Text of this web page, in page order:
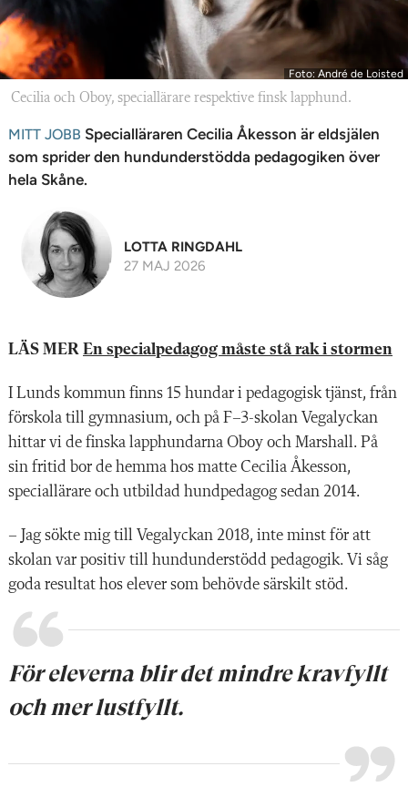
Foto: André de Loisted
Cecilia och Oboy, speciallärare respektive finsk lapphund.
MITT JOBB Specialläraren Cecilia Åkesson är eldsjälen
som sprider den hundunderstödda pedagogiken över
hela Skåne.
LOTTA RINGDAHL
27 MAJ 2026
LÄS MER En specialpedagog måste stå rak i stormen
I Lunds kommun finns 15 hundar i pedagogisk tjänst, från
förskola till gymnasium, och på F–3-skolan Vegalyckan
hittar vi de finska lapphundarna Oboy och Marshall. På
sin fritid bor de hemma hos matte Cecilia Åkesson,
speciallärare och utbildad hundpedagog sedan 2014.
– Jag sökte mig till Vegalyckan 2018, inte minst för att
skolan var positiv till hundunderstödd pedagogik. Vi såg
goda resultat hos elever som behövde särskilt stöd.
För eleverna blir det mindre kravfyllt
och mer lustfyllt.